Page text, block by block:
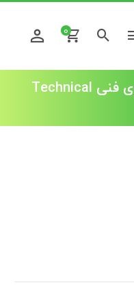
0
چک لیست جامع سئو سئوی فنی Technical